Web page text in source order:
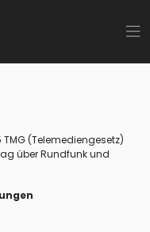
(Telemediengesetz)
über Rundfunk und